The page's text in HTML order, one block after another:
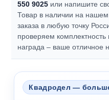
550 9025 или напишите
Товар в наличии на нашем
заказа в любую точку
проверяем комплектность
награда – ваше отличное
Квадродел —